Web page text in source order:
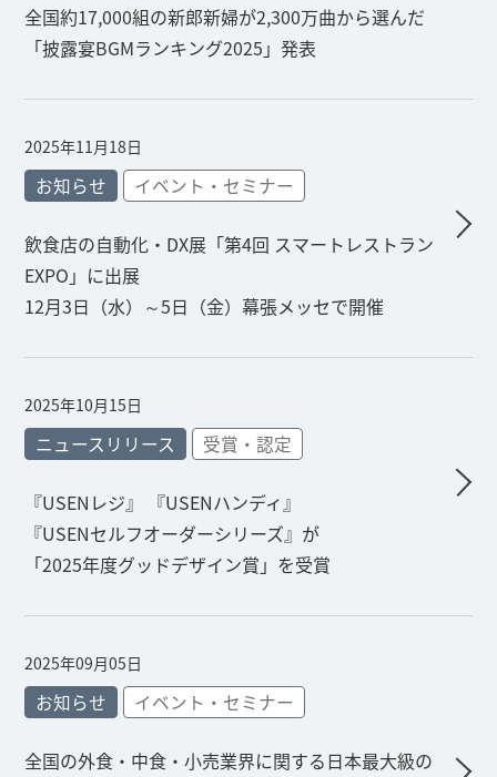
全国約17,000組の新郎新婦が2,300万曲から選んだ
「披露宴BGMランキング2025」発表
2025年11月18日
お知らせ イベント・セミナー
飲食店の自動化・DX展「第4回 スマートレストラン
EXPO」に出展
12月3日（水）～5日（金）幕張メッセで開催
2025年10月15日
ニュースリリース 受賞・認定
『USENレジ』 『USENハンディ』
『USENセルフオーダーシリーズ』が
「2025年度グッドデザイン賞」を受賞
2025年09月05日
お知らせ イベント・セミナー
全国の外食・中食・小売業界に関する日本最大級の